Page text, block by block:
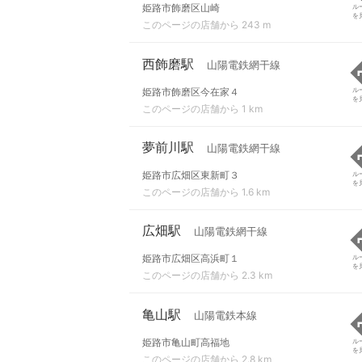
姫路市飾磨区山崎
このページの店舗から 243 m
ル
を
西飾磨駅 山陽電鉄網干線
姫路市飾磨区今在家４
このページの店舗から 1 km
ル
を
夢前川駅 山陽電鉄網干線
姫路市広畑区東新町３
このページの店舗から 1.6 km
ル
を
広畑駅 山陽電鉄網干線
姫路市広畑区高浜町１
このページの店舗から 2.3 km
ル
を
亀山駅 山陽電鉄本線
姫路市亀山町高福地
このページの店舗から 2.8 km
ル
を